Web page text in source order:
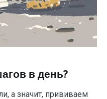
в день?
а значит, прививаем